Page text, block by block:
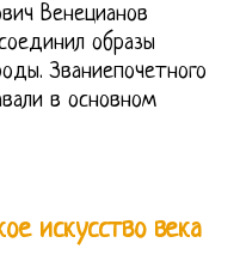
Венецианов
образы
Званиепочетного
в основном
искусство века